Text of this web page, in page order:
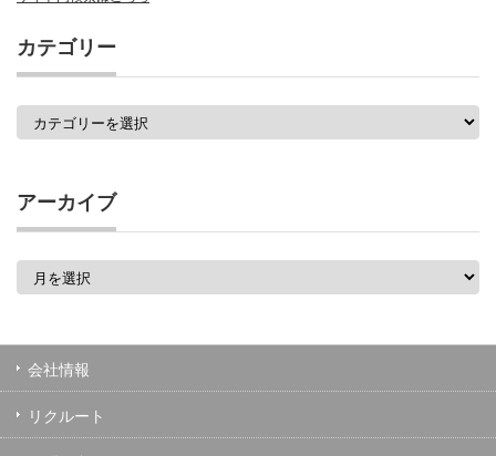
カテゴリー
カ
アーカイブ
ア
ブ
会社情報
リクルート